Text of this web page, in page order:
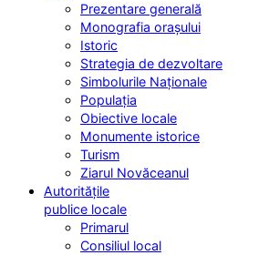
Prezentare generală
Monografia orașului
Istoric
Strategia de dezvoltare
Simbolurile Naționale
Populația
Obiective locale
Monumente istorice
Turism
Ziarul Novăceanul
Autoritățile
publice locale
Primarul
Consiliul local